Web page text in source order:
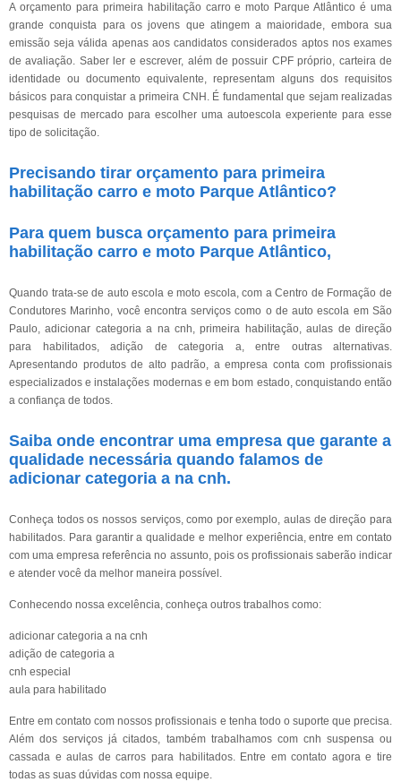
A orçamento para primeira habilitação carro e moto Parque Atlântico é uma
grande conquista para os jovens que atingem a maioridade, embora sua
emissão seja válida apenas aos candidatos considerados aptos nos exames
de avaliação. Saber ler e escrever, além de possuir CPF próprio, carteira de
identidade ou documento equivalente, representam alguns dos requisitos
básicos para conquistar a primeira CNH. É fundamental que sejam realizadas
pesquisas de mercado para escolher uma autoescola experiente para esse
tipo de solicitação.
Precisando tirar orçamento para primeira
habilitação carro e moto Parque Atlântico?
Para quem busca orçamento para primeira
habilitação carro e moto Parque Atlântico,
Quando trata-se de auto escola e moto escola, com a Centro de Formação de
Condutores Marinho, você encontra serviços como o de auto escola em São
Paulo, adicionar categoria a na cnh, primeira habilitação, aulas de direção
para habilitados, adição de categoria a, entre outras alternativas.
Apresentando produtos de alto padrão, a empresa conta com profissionais
especializados e instalações modernas e em bom estado, conquistando então
a confiança de todos.
Saiba onde encontrar uma empresa que garante a
qualidade necessária quando falamos de
adicionar categoria a na cnh.
Conheça todos os nossos serviços, como por exemplo, aulas de direção para
habilitados. Para garantir a qualidade e melhor experiência, entre em contato
com uma empresa referência no assunto, pois os profissionais saberão indicar
e atender você da melhor maneira possível.
Conhecendo nossa excelência, conheça outros trabalhos como:
adicionar categoria a na cnh
adição de categoria a
cnh especial
aula para habilitado
Entre em contato com nossos profissionais e tenha todo o suporte que precisa.
Além dos serviços já citados, também trabalhamos com cnh suspensa ou
cassada e aulas de carros para habilitados. Entre em contato agora e tire
todas as suas dúvidas com nossa equipe.